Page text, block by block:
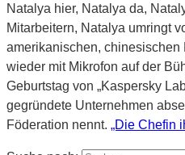
Natalya hier, Natalya da,
Mitarbeitern, Natalya umringt
amerikanischen, chinesischen
wieder mit Mikrofon auf der
Geburtstag von „Kaspersky
gegründete Unternehmen
Föderation nennt. „Die Chefin